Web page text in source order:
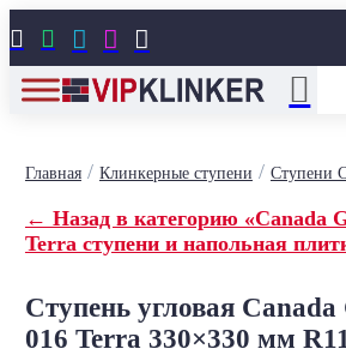
    
Главная/ Клинкерные ступени / Cтупени
← Назад в категорию «Canada
Terra ступени и напольная
Ступень угловая
016 Terra 330×330 мм